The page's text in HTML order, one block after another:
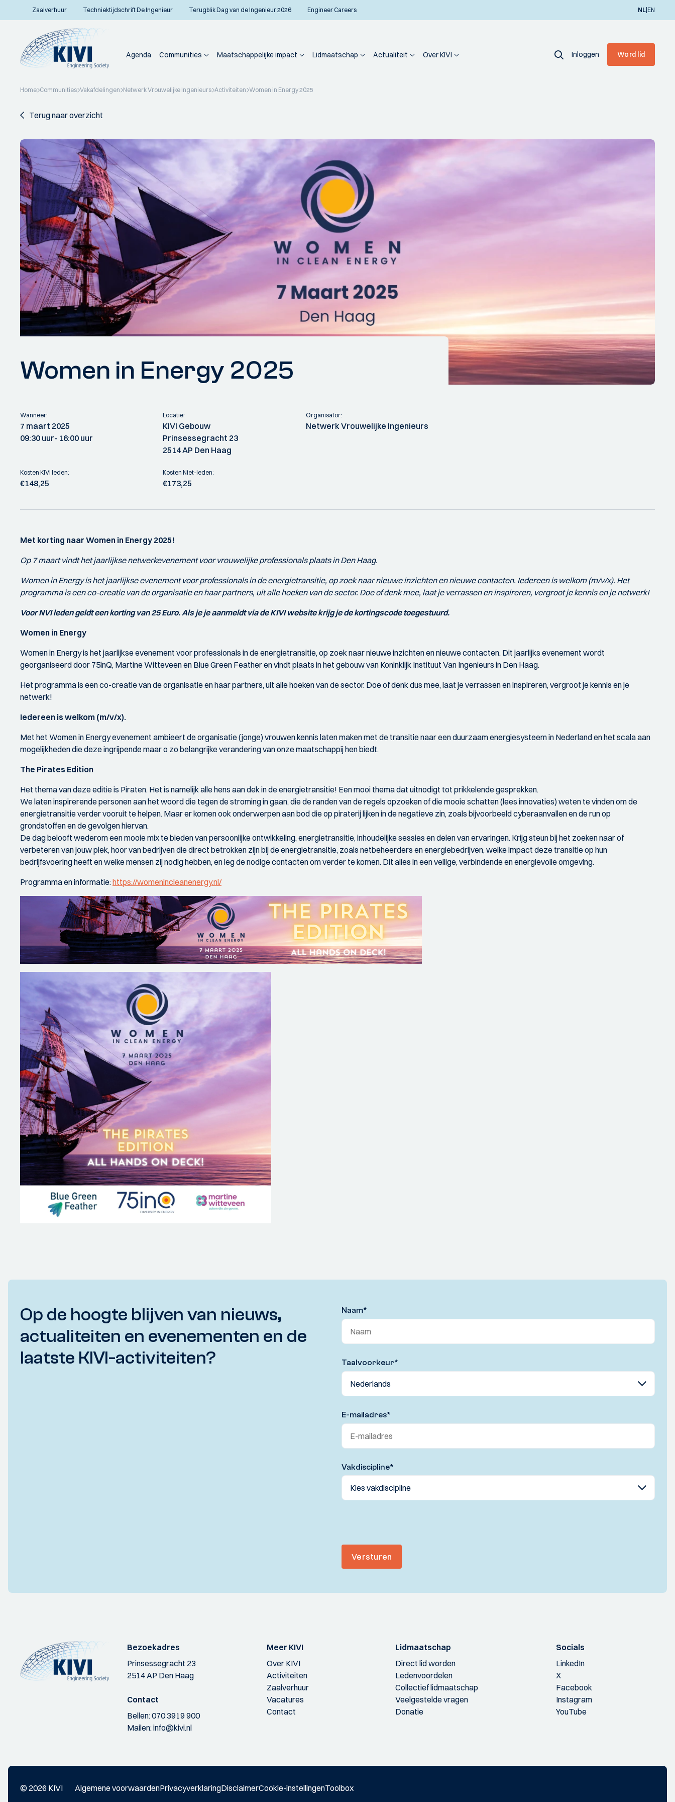
Zaalverhuur Techniektijdschrift De Ingenieur Terugblik Dag van de Ingenieur 2026 Engineer Careers NL|EN
Agenda Communities Maatschappelijke impact Lidmaatschap Actualiteit Over KIVI Inloggen Word lid
Home Communities Vakafdelingen Netwerk Vrouwelijke Ingenieurs Activiteiten Women in Energy 2025
Terug naar overzicht
Women in Energy 2025
Wanneer:
7 maart 2025
09:30 uur- 16:00 uur
Locatie:
KIVI Gebouw
Prinsessegracht 23
2514 AP Den Haag
Organisator:
Netwerk Vrouwelijke Ingenieurs
Kosten KIVI leden:
€148,25
Kosten Niet-leden:
€173,25
Met korting naar Women in Energy 2025!
Op 7 maart vindt het jaarlijkse netwerkevenement voor vrouwelijke professionals plaats in Den Haag.
Women in Energy is het jaarlijkse evenement voor professionals in de energietransitie, op zoek naar nieuwe inzichten en nieuwe contacten. Iedereen is welkom (m/v/x). Het
programma is een co-creatie van de organisatie en haar partners, uit alle hoeken van de sector. Doe of denk mee, laat je verrassen en inspireren, vergroot je kennis en je netwerk!
Voor NVI leden geldt een korting van 25 Euro. Als je je aanmeldt via de KIVI website krijg je de kortingscode toegestuurd.
Women in Energy
Women in Energy is het jaarlijkse evenement voor professionals in de energietransitie, op zoek naar nieuwe inzichten en nieuwe contacten. Dit jaarlijks evenement wordt
georganiseerd door 75inQ, Martine Witteveen en Blue Green Feather en vindt plaats in het gebouw van Koninklijk Instituut Van Ingenieurs in Den Haag.
Het programma is een co-creatie van de organisatie en haar partners, uit alle hoeken van de sector. Doe of denk dus mee, laat je verrassen en inspireren, vergroot je kennis en je
netwerk!
Iedereen is welkom (m/v/x).
Met het Women in Energy evenement ambieert de organisatie (jonge) vrouwen kennis laten maken met de transitie naar een duurzaam energiesysteem in Nederland en het scala aan
mogelijkheden die deze ingrijpende maar o zo belangrijke verandering van onze maatschappij hen biedt.
The Pirates Edition
Het thema van deze editie is Piraten. Het is namelijk alle hens aan dek in de energietransitie! Een mooi thema dat uitnodigt tot prikkelende gesprekken.
We laten inspirerende personen aan het woord die tegen de stroming in gaan, die de randen van de regels opzoeken of die mooie schatten (lees innovaties) weten te vinden om de
energietransitie verder vooruit te helpen. Maar er komen ook onderwerpen aan bod die op piraterij lijken in de negatieve zin, zoals bijvoorbeeld cyberaanvallen en de run op
grondstoffen en de gevolgen hiervan.
De dag belooft wederom een mooie mix te bieden van persoonlijke ontwikkeling, energietransitie, inhoudelijke sessies en delen van ervaringen. Krijg steun bij het zoeken naar of
verbeteren van jouw plek, hoor van bedrijven die direct betrokken zijn bij de energietransitie, zoals netbeheerders en energiebedrijven, welke impact deze transitie op hun
bedrijfsvoering heeft en welke mensen zij nodig hebben, en leg de nodige contacten om verder te komen. Dit alles in een veilige, verbindende en energievolle omgeving.
Programma en informatie:https://womenincleanenergy.nl/
Op de hoogte blijven van nieuws,
actualiteiten en evenementen en de
laatste KIVI-activiteiten?
Naam*
Taalvoorkeur*
E-mailadres*
Vakdiscipline*
Versturen
Bezoekadres
Prinsessegracht 23
2514 AP Den Haag
Contact
Bellen:070 3919 900
Mailen:info@kivi.nl
Meer KIVI
Over KIVI
Activiteiten
Zaalverhuur
Vacatures
Contact
Lidmaatschap
Direct lid worden
Ledenvoordelen
Collectief lidmaatschap
Veelgestelde vragen
Donatie
Socials
LinkedIn
X
Facebook
Instagram
YouTube
© 2026 KIVI Algemene voorwaardenPrivacyverklaringDisclaimerCookie-instellingenToolbox